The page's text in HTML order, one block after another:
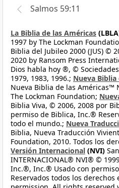
Salmos 59:11
La Biblia de las Américas
1997 by The Lockman
Biblia del Jubileo 2000 (JUS) ©
2020 by Ransom Press
Dios habla hoy ®, ©
1979, 1983, 1996.; Nueva Biblia
Nueva Biblia de las
The Lockman Foundation;
Biblia Viva, © 2006, 2008 por
permiso de Biblica, Inc.®
todo el mundo.; Nueva
Biblia, Nueva Traducción
Foundation, 2010. Todos los
Versión Internacional (NVI)
INTERNACIONAL® NVI® ©
Inc.®, Inc.® Usado con
Reservados todos los